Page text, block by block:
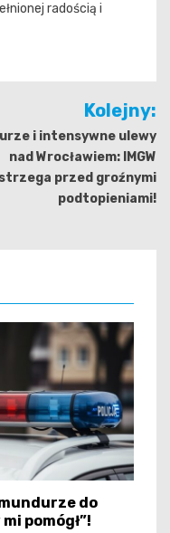
radością i
Kolejny:
i intensywne ulewy
nad Wrocławiem: IMGW
przed groźnymi
podtopieniami!
do
pomógł”!